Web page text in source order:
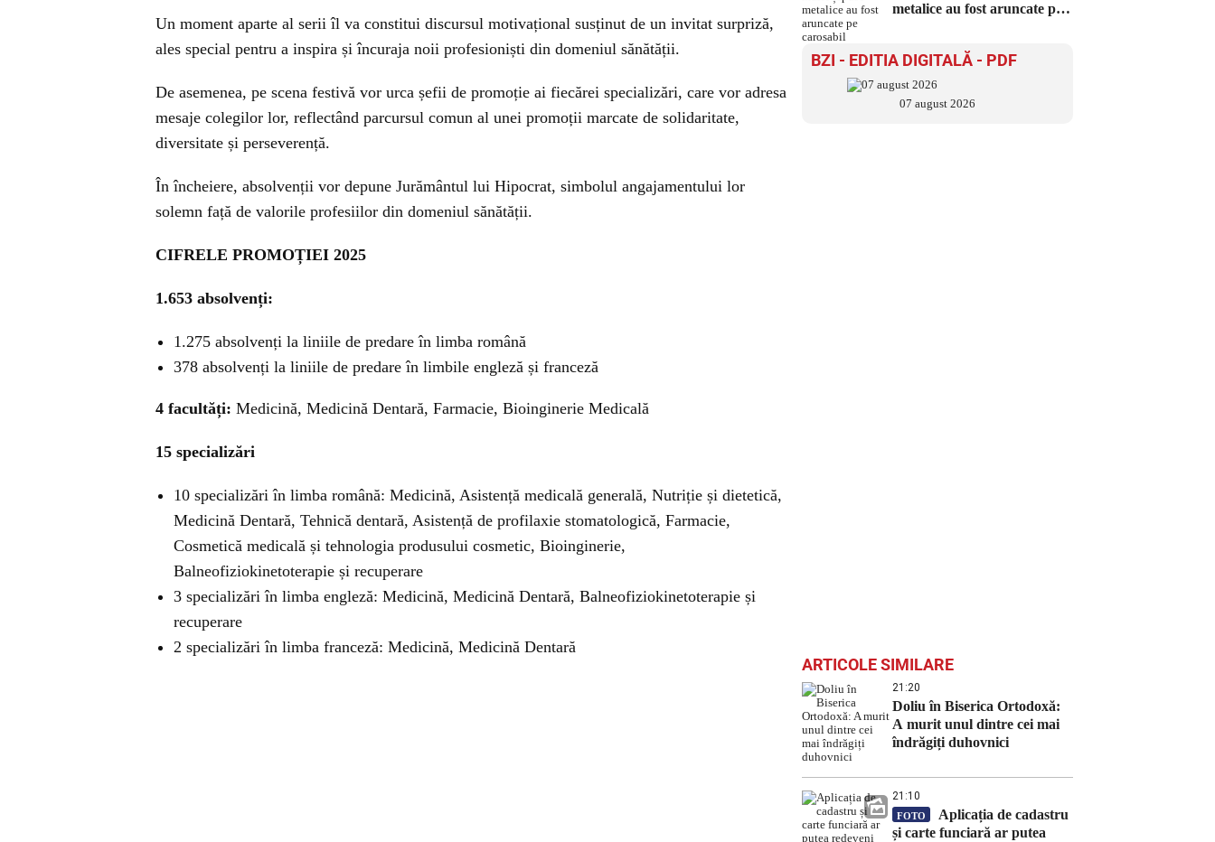
Un moment aparte al serii îl va constitui discursul motivațional susținut de un invitat surpriză,
ales special pentru a inspira și încuraja noii profesioniști din domeniul sănătății.
De asemenea, pe scena festivă vor urca șefii de promoție ai fiecărei specializări, care vor adresa
mesaje colegilor lor, reflectând parcursul comun al unei promoții marcate de solidaritate,
diversitate și perseverență.
În încheiere, absolvenții vor depune Jurământul lui Hipocrat, simbolul angajamentului lor
solemn față de valorile profesiilor din domeniul sănătății.
CIFRELE PROMOȚIEI 2025
1.653 absolvenți:
1.275 absolvenți la liniile de predare în limba română
378 absolvenți la liniile de predare în limbile engleză și franceză
4 facultăți: Medicină, Medicină Dentară, Farmacie, Bioinginerie Medicală
15 specializări
10 specializări în limba română: Medicină, Asistență medicală generală, Nutriție și dietetică,
Medicină Dentară, Tehnică dentară, Asistență de profilaxie stomatologică, Farmacie,
Cosmetică medicală și tehnologia produsului cosmetic, Bioinginerie,
Balneofiziokinetoterapie și recuperare
3 specializări în limba engleză: Medicină, Medicină Dentară, Balneofiziokinetoterapie și
recuperare
2 specializări în limba franceză: Medicină, Medicină Dentară
metalice au fost aruncate pe
BZI - EDITIA DIGITALĂ - PDF
07 august 2026
ARTICOLE SIMILARE
21:20
Doliu în Biserica Ortodoxă:
A murit unul dintre cei mai
îndrăgiți duhovnici
21:10
FOTO
Aplicația de cadastru
și carte funciară ar putea